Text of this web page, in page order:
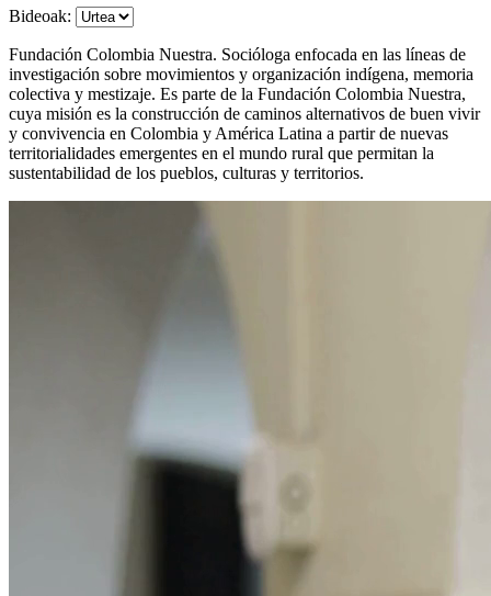
Bideoak:
Fundación Colombia Nuestra. Socióloga enfocada en las líneas de
investigación sobre movimientos y organización indígena, memoria
colectiva y mestizaje. Es parte de la Fundación Colombia Nuestra,
cuya misión es la construcción de caminos alternativos de buen vivir
y convivencia en Colombia y América Latina a partir de nuevas
territorialidades emergentes en el mundo rural que permitan la
sustentabilidad de los pueblos, culturas y territorios.